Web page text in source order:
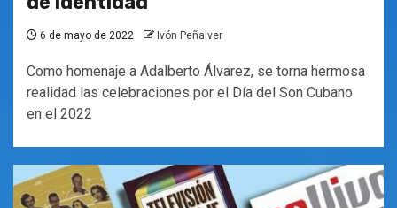
6 de mayo de 2022 Ivón Peñalver
Como homenaje a Adalberto Álvarez, se torna hermosa
realidad las celebraciones por el Día del Son Cubano
en el 2022